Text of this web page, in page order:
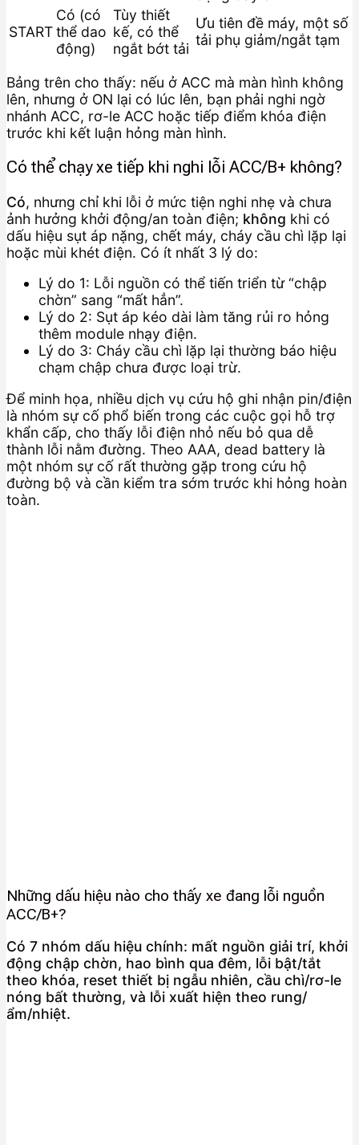
START
Có (có
thể dao
động)
Tùy thiết
kế, có thể
ngắt bớt tải
Ưu tiên đề máy, một số
tải phụ giảm/ngắt tạm
Bảng trên cho thấy: nếu ở ACC mà màn hình không
lên, nhưng ở ON lại có lúc lên, bạn phải nghi ngờ
nhánh ACC, rơ-le ACC hoặc tiếp điểm khóa điện
trước khi kết luận hỏng màn hình.
Có thể chạy xe tiếp khi nghi lỗi ACC/B+ không?
Có, nhưng chỉ khi lỗi ở mức tiện nghi nhẹ và chưa
ảnh hưởng khởi động/an toàn điện; không khi có
dấu hiệu sụt áp nặng, chết máy, cháy cầu chì lặp lại
hoặc mùi khét điện. Có ít nhất 3 lý do:
Lý do 1: Lỗi nguồn có thể tiến triển từ “chập
chờn” sang “mất hẳn”.
Lý do 2: Sụt áp kéo dài làm tăng rủi ro hỏng
thêm module nhạy điện.
Lý do 3: Cháy cầu chì lặp lại thường báo hiệu
chạm chập chưa được loại trừ.
Để minh họa, nhiều dịch vụ cứu hộ ghi nhận pin/điện
là nhóm sự cố phổ biến trong các cuộc gọi hỗ trợ
khẩn cấp, cho thấy lỗi điện nhỏ nếu bỏ qua dễ
thành lỗi nằm đường. Theo AAA, dead battery là
một nhóm sự cố rất thường gặp trong cứu hộ
đường bộ và cần kiểm tra sớm trước khi hỏng hoàn
toàn.
Những dấu hiệu nào cho thấy xe đang lỗi nguồn
ACC/B+?
Có 7 nhóm dấu hiệu chính: mất nguồn giải trí, khởi
động chập chờn, hao bình qua đêm, lỗi bật/tắt
theo khóa, reset thiết bị ngẫu nhiên, cầu chì/rơ-le
nóng bất thường, và lỗi xuất hiện theo rung/
ẩm/nhiệt.